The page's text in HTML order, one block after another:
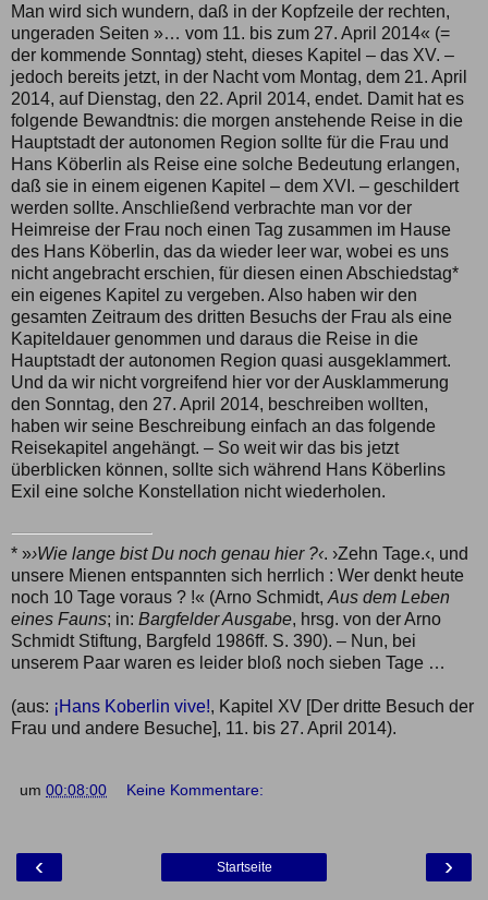
Man wird sich wundern, daß in der Kopfzeile der rechten,
ungeraden Seiten »… vom 11. bis zum 27. April 2014« (=
der kommende Sonntag) steht, dieses Kapitel – das XV. –
jedoch bereits jetzt, in der Nacht vom Montag, dem 21. April
2014, auf Dienstag, den 22. April 2014, endet. Damit hat es
folgende Bewandtnis: die morgen anstehende Reise in die
Hauptstadt der autonomen Region sollte für die Frau und
Hans Köberlin als Reise eine solche Bedeutung erlangen,
daß sie in einem eigenen Kapitel – dem XVI. – geschildert
werden sollte. Anschließend verbrachte man vor der
Heimreise der Frau noch einen Tag zusammen im Hause
des Hans Köberlin, das da wieder leer war, wobei es uns
nicht angebracht erschien, für diesen einen Abschiedstag*
ein eigenes Kapitel zu vergeben. Also haben wir den
gesamten Zeitraum des dritten Besuchs der Frau als eine
Kapiteldauer genommen und daraus die Reise in die
Hauptstadt der autonomen Region quasi ausgeklammert.
Und da wir nicht vorgreifend hier vor der Ausklammerung
den Sonntag, den 27. April 2014, beschreiben wollten,
haben wir seine Beschreibung einfach an das folgende
Reisekapitel angehängt. – So weit wir das bis jetzt
überblicken können, sollte sich während Hans Köberlins
Exil eine solche Konstellation nicht wiederholen.
* »›Wie lange bist Du noch genau hier ?‹. ›Zehn Tage.‹, und
unsere Mienen entspannten sich herrlich : Wer denkt heute
noch 10 Tage voraus ? !« (Arno Schmidt, Aus dem Leben
eines Fauns; in: Bargfelder Ausgabe, hrsg. von der Arno
Schmidt Stiftung, Bargfeld 1986ff. S. 390). – Nun, bei
unserem Paar waren es leider bloß noch sieben Tage …
(aus: ¡Hans Koberlin vive!, Kapitel XV [Der dritte Besuch der
Frau und andere Besuche], 11. bis 27. April 2014).
um 00:08:00 Keine Kommentare:
‹ ›
Startseite